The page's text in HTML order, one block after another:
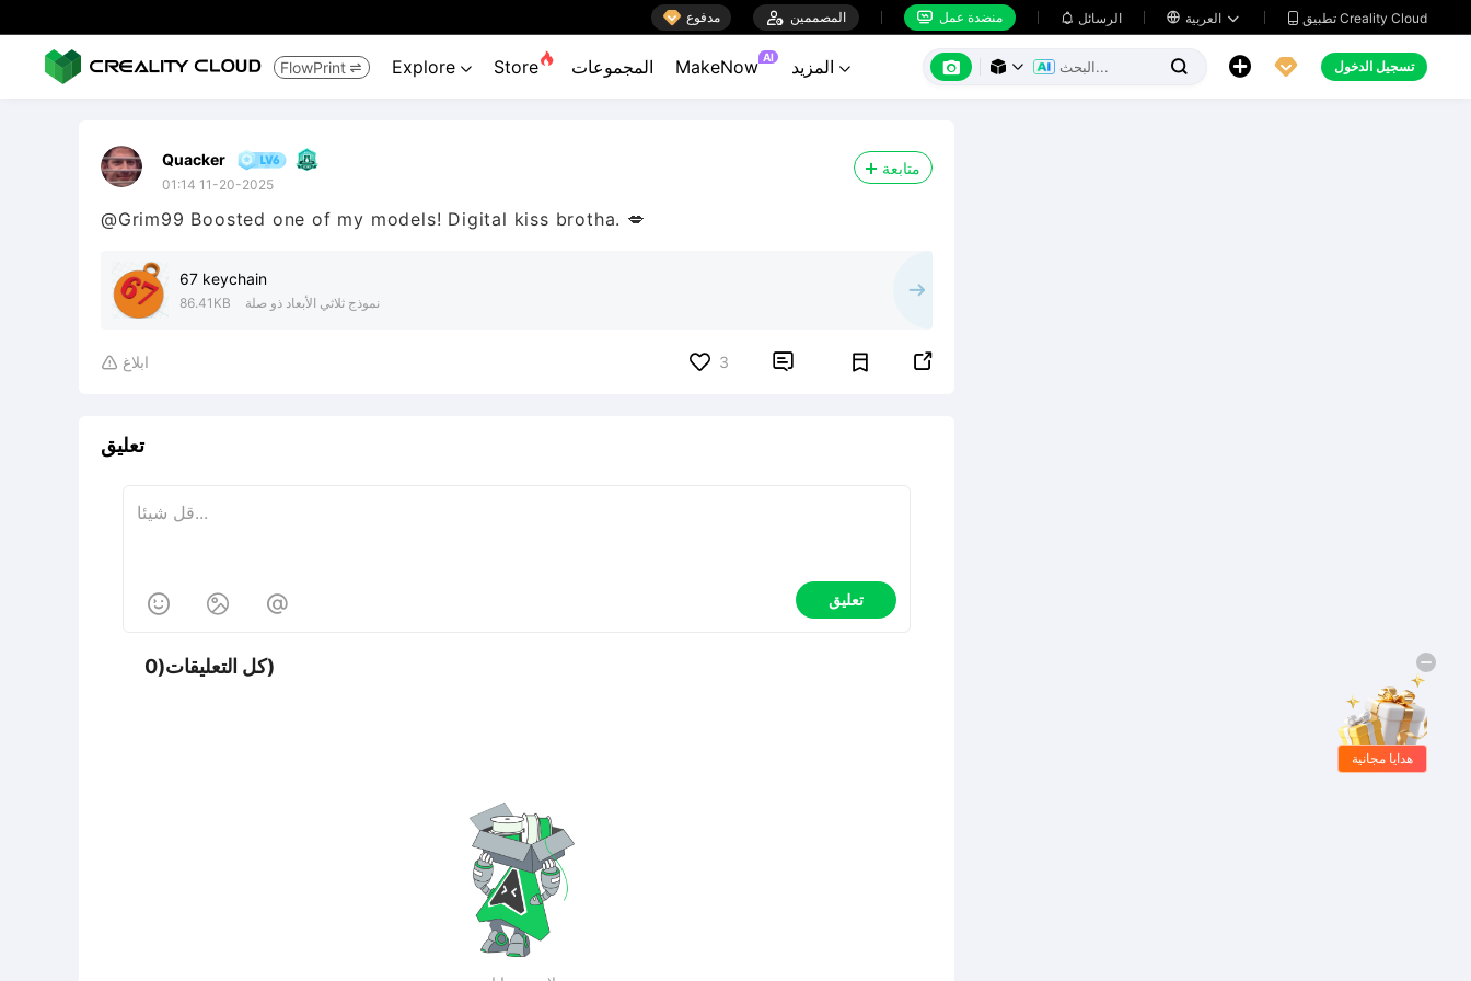
 مدفوع  المصممين  منضدة عمل  الرسائل    تطبيق Creality Cloud
FlowPrint  Explore  Store المجموعات MakeNow AI
       تسجيل الدخول
Quacker
01:14 11-20-2025
متابعة
@Grim99 Boosted one of my models! Digital kiss brotha. 💋
67 keychain
86.41KB نموذج ثلاثي الأبعاد ذو صلة
 ابلاغ 3  
تعليق
   تعليق
كل التعليقات(0)
هدايا مجانية